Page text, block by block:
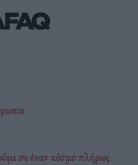
σε έναν κόσμο πλήρως